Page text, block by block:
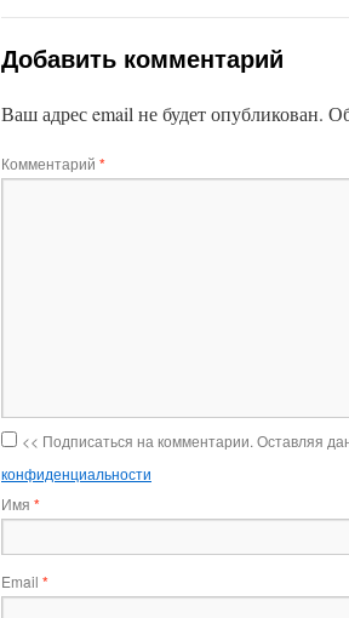
Добавить комментарий
Ваш адрес email не будет опубликован.
Комментарий *
<< Подписаться на комментарии. Оставляя
конфиденциальности
Имя *
Email *